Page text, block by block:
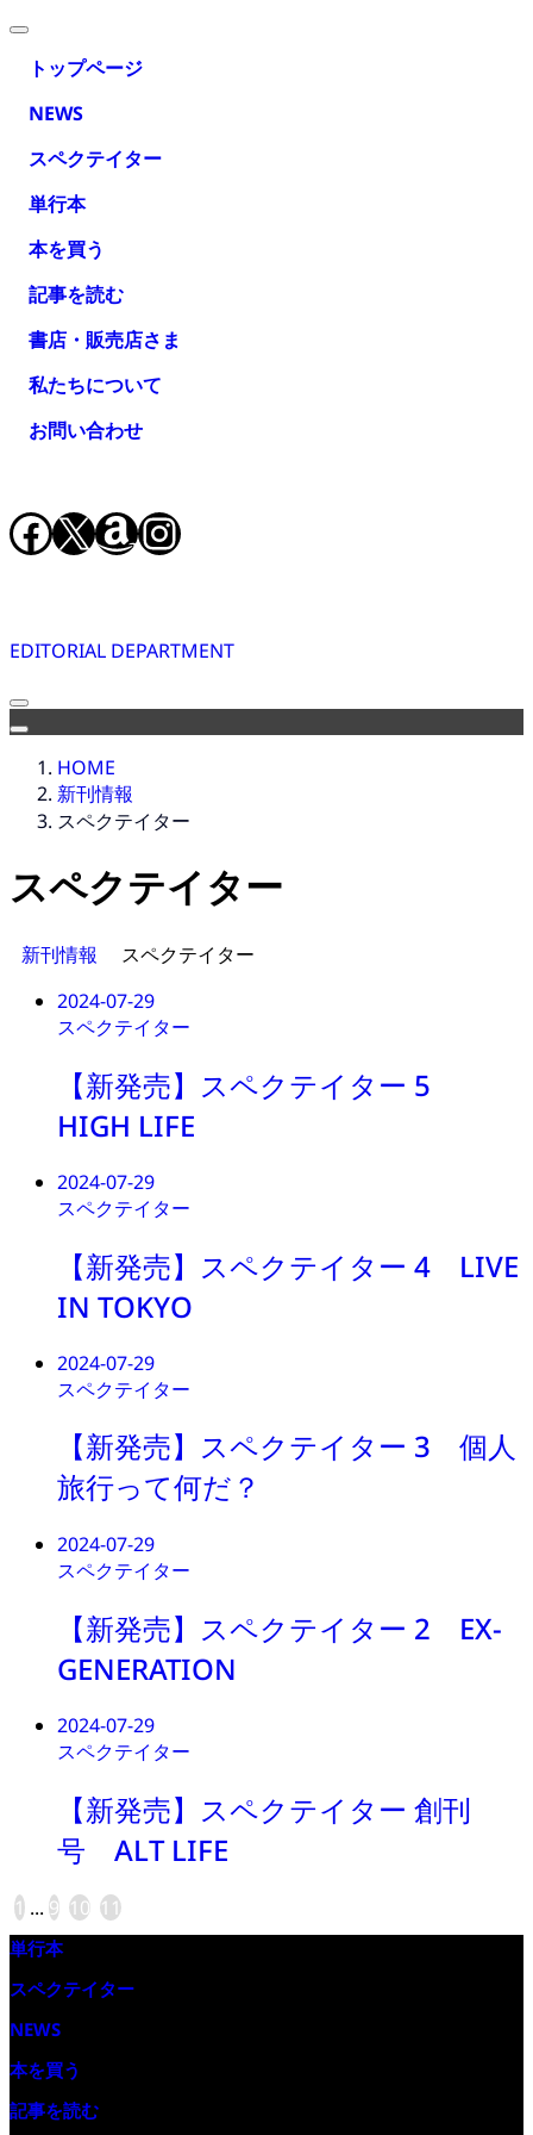
トップページ
NEWS
スペクテイター
単行本
本を買う
記事を読む
書店・販売店さま
私たちについて
お問い合わせ
Facebook
X Amazon
Instagram
EDITORIAL DEPARTMENT
HOME
新刊情報
スペクテイター
スペクテイター
新刊情報
スペクテイター
2024-07-29
スペクテイター
【新発売】スペクテイター 5
HIGH LIFE
2024-07-29
スペクテイター
【新発売】スペクテイター 4 LIVE
IN TOKYO
2024-07-29
スペクテイター
【新発売】スペクテイター 3 個人
旅行って何だ？
2024-07-29
スペクテイター
【新発売】スペクテイター 2 EX-
GENERATION
2024-07-29
スペクテイター
【新発売】スペクテイター 創刊
号 ALT LIFE
1 ... 9 10 11
単行本
スペクテイター
NEWS
本を買う
記事を読む